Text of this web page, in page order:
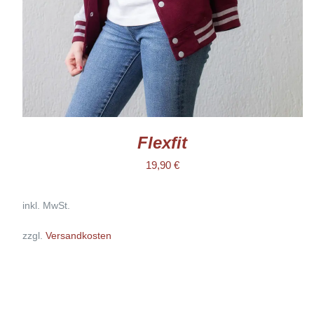
KÖNNEN
DER
PRODUKTSEITE
GEWÄHLT
WERDEN
Flexfit
19,90 €
inkl. MwSt.
zzgl. Versandkosten